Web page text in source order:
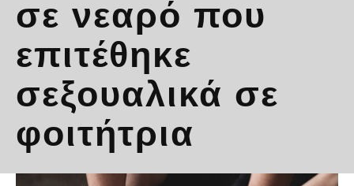
σε νεαρό που
επιτέθηκε
σεξουαλικά σε
φοιτήτρια